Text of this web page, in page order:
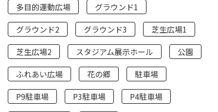
多目的運動広場
グラウンド1
グラウンド2
グラウンド3
芝生広場1
芝生広場2
スタジアム展示ホール
公園
ふれあい広場
花の郷
駐車場
P9駐車場
P3駐車場
P4駐車場